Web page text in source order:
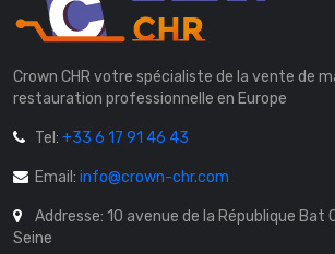
Crown CHR votre spécialiste de la vente de
restauration professionnelle en Europe
Tel: +33 6 17 91 46 43
Email: info@crown-chr.com
Addresse: 10 avenue de la République Bat
Seine